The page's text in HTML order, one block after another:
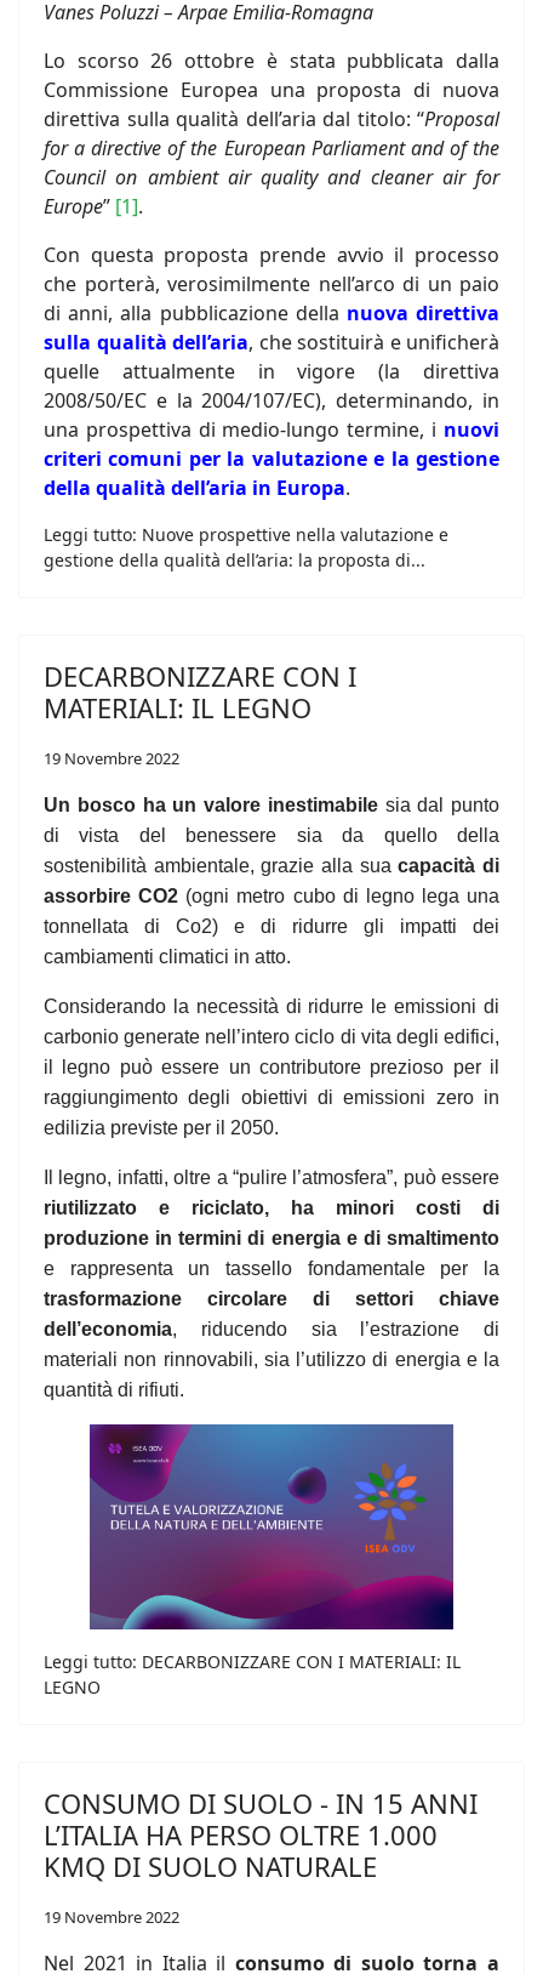
Vanes Poluzzi – Arpae Emilia-Romagna
Lo scorso 26 ottobre è stata pubblicata dalla
Commissione Europea una proposta di nuova
direttiva sulla qualità dell’aria dal titolo: “Proposal
for a directive of the European Parliament and of the
Council on ambient air quality and cleaner air for
Europe” [1].
Con questa proposta prende avvio il processo
che porterà, verosimilmente nell’arco di un paio
di anni, alla pubblicazione della nuova direttiva
sulla qualità dell’aria, che sostituirà e unificherà
quelle attualmente in vigore (la direttiva
2008/50/EC e la 2004/107/EC), determinando, in
una prospettiva di medio-lungo termine, i nuovi
criteri comuni per la valutazione e la gestione
della qualità dell’aria in Europa.
Leggi tutto: Nuove prospettive nella valutazione e
gestione della qualità dell’aria: la proposta di...
DECARBONIZZARE CON I
MATERIALI: IL LEGNO
19 Novembre 2022
Un bosco ha un valore inestimabile sia dal punto
di vista del benessere sia da quello della
sostenibilità ambientale, grazie alla suacapacità di
assorbire CO2 (ogni metro cubo di legno lega una
tonnellata di Co2) e di ridurre gli impatti dei
cambiamenti climatici in atto.
Considerando la necessità di ridurre le emissioni di
carbonio generate nell’intero ciclo di vita degli edifici,
il legno può essere un contributore prezioso per il
raggiungimento degli obiettivi di emissioni zero in
edilizia previste per il 2050.
Il legno, infatti, oltre a “pulire l’atmosfera”, può essere
riutilizzato e riciclato, ha minori costi di
produzione in termini di energia e di smaltimento
e rappresenta un tassello fondamentale per la
trasformazione circolare di settori chiave
dell’economia, riducendo sia l’estrazione di
materiali non rinnovabili, sia l’utilizzo di energia e la
quantità di rifiuti.
Leggi tutto: DECARBONIZZARE CON I MATERIALI: IL
LEGNO
CONSUMO DI SUOLO - IN 15 ANNI
L’ITALIA HA PERSO OLTRE 1.000
KMQ DI SUOLO NATURALE
19 Novembre 2022
Nel 2021 in Italia il consumo di suolo torna a